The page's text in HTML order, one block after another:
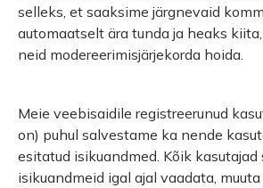
selleks, et saaksime järgnevaid
automaatselt ära tunda ja heaks
neid modereerimisjärjekorda hoida.
Meie veebisaidile registreerunud
on) puhul salvestame ka nende
esitatud isikuandmed. Kõik kasutajad
isikuandmeid igal ajal vaadata,